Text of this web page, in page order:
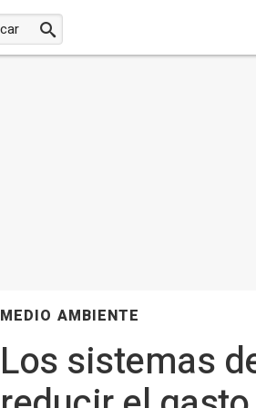
MEDIO AMBIENTE
Los sistemas